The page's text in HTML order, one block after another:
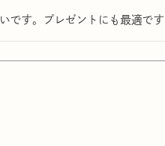
です。プレゼントにも最適です